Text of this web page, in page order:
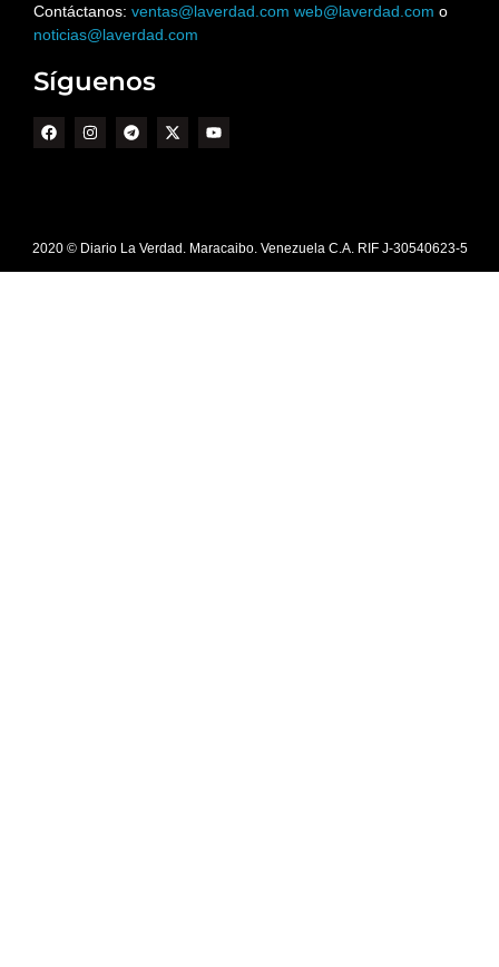
Contáctanos: ventas@laverdad.com web@laverdad.com o
noticias@laverdad.com
Síguenos
2020 © Diario La Verdad. Maracaibo. Venezuela C.A. RIF J-30540623-5